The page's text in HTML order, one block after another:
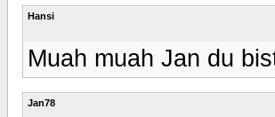
Hansi
Muah muah Jan du
Jan78